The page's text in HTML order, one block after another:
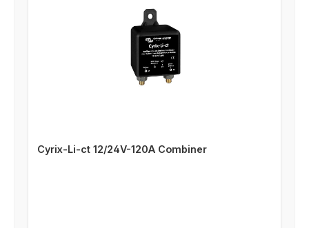
Cyrix-Li-ct 12/24V-120A Combiner